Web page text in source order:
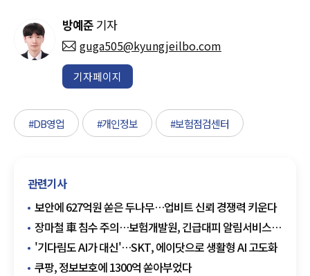
방예준 기자
guga505@kyungjeilbo.com
기자페이지
#DB영업 #개인정보 #보험점검센터
관련기사
보안에 627억원 쏟은 두나무…업비트 신뢰 경쟁력 키운다
장마철 車 침수 주의…보험개발원, 긴급대피 알림서비스
운영
'기다림도 AI가 대신'…SKT, 에이닷으로 생활형 AI 고도화
쿠팡, 정보보호에 1300억 쏟아부었다